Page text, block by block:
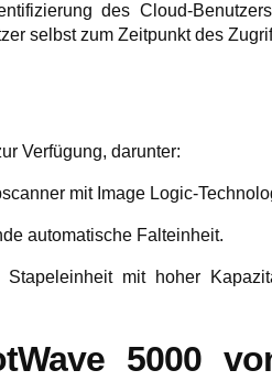
des Cloud-
selbst zum Zeitpunkt des
Verfügung, darunter:
mit Image Logic-
automatische Falteinheit.
Stapeleinheit mit hoher
5000